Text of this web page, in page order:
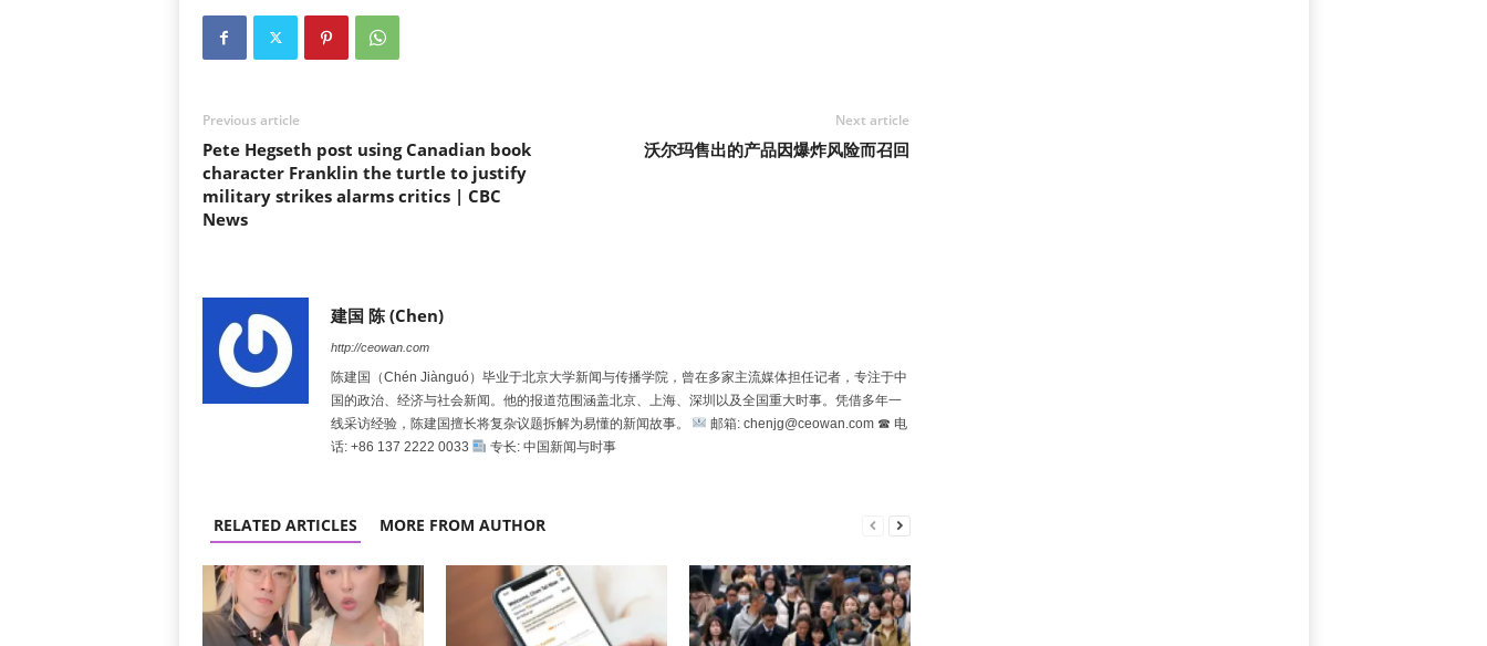
Previous article
Pete Hegseth post using Canadian book
character Franklin the turtle to justify
military strikes alarms critics | CBC
News
Next article
沃尔玛售出的产品因爆炸风险而召回
建国 陈 (Chen)
http://ceowan.com
陈建国（Chén Jiànguó）毕业于北京大学新闻与传播学院，曾在多家主流媒体担任记者，专注于中
国的政治、经济与社会新闻。他的报道范围涵盖北京、上海、深圳以及全国重大时事。凭借多年一
线采访经验，陈建国擅长将复杂议题拆解为易懂的新闻故事。
邮箱: chenjg@ceowan.com ☎ 电
话: +86 137 2222 0033
专长: 中国新闻与时事
RELATED ARTICLES MORE FROM AUTHOR